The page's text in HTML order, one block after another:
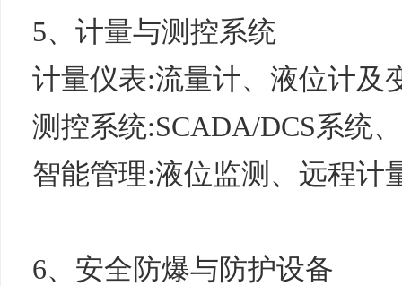
5、计量与测控系统
计量仪表:流量计、液位计及
测控系统:SCADA/DCS系统
智能管理:液位监测、远程计
6、安全防爆与防护设备